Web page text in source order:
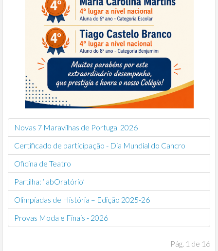
Novas 7 Maravilhas de Portugal 2026
Certificado de participação - Dia Mundial do Cancro
Oficina de Teatro
Partilha: ‘labOratório’
Olimpíadas de História – Edição 2025-26
Provas Moda e Finais - 2026
Pág. 1 de 16